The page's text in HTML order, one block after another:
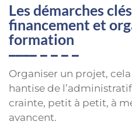
Les démarches
financement et
formation
Organiser un projet,
hantise de
crainte, petit à petit, à
avancent.